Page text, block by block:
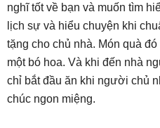
nghĩ tốt về bạn và muốn tìm
lịch sự và hiểu chuyện khi
tặng cho chủ nhà. Món quà
một bó hoa. Và khi đến nhà
chỉ bắt đầu ăn khi người chủ
chúc ngon miệng.